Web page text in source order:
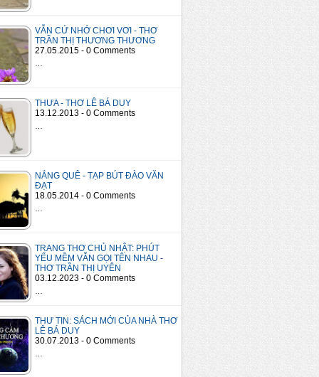
VẪN CỨ NHỚ CHƠI VƠI - THƠ
TRẦN THỊ THƯƠNG THƯƠNG
27.05.2015 - 0 Comments
THƯA - THƠ LÊ BÁ DUY
13.12.2013 - 0 Comments
NẮNG QUÊ - TẠP BÚT ĐÀO VĂN
ĐẠT
18.05.2014 - 0 Comments
TRANG THƠ CHỦ NHẬT: PHÚT
YẾU MỀM VẪN GỌI TÊN NHAU -
THƠ TRẦN THỊ UYÊN
03.12.2023 - 0 Comments
THƯ TIN: SÁCH MỚI CỦA NHÀ THƠ
LÊ BÁ DUY
30.07.2013 - 0 Comments